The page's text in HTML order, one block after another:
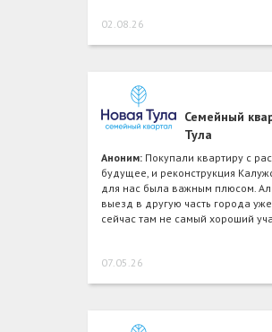
02.08.26
Семейный
Тула
Аноним: Покупали квартиру с
будущее, и реконструкция
для нас была важным плюсом.
выезд в другую часть города уже
сейчас там не самый хороший
07.05.26